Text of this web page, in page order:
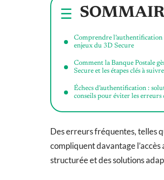
Comprendre
enjeux du 3D Secure
Comment la Banque Postale
Secure et les étapes clés à suivre
Échecs d’authentification :
conseils pour éviter les erreurs
Des erreurs fréquentes, telles
compliquent davantage
structurée et des solutions